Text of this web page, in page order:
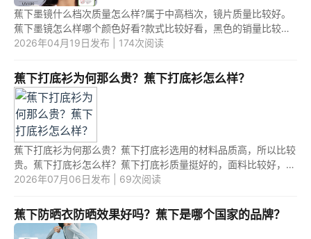
蕉下墨镜什么档次质量怎么样?属于中高档次，镜片质量比较好。
蕉下墨镜怎么样哪个颜色好看?款式比较好看，黑色的销量比较
好，其次就是棕色、绿色和蓝色。 1.蕉下墨镜什么档次质量怎么
2026年04月19日发布 | 174次阅读
蕉下打底衫为何那么贵？蕉下打底衫怎么样？
蕉下打底衫为何那么贵？蕉下打底衫选用的材料品质高，所以比较
贵。蕉下打底衫怎么样？蕉下打底衫质量挺好的，面料比较好，走
线细致，有质感，穿着舒适，值得购买。 1.蕉下打底衫为何那么
2026年07月06日发布 | 69次阅读
蕉下防晒衣防晒效果好吗？蕉下是哪个国家的品牌？